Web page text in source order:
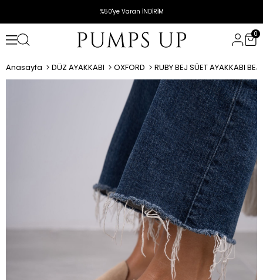
%50'ye Varan İNDİRİM
0
Anasayfa DÜZ AYAKKABI OXFORD RUBY BEJ SÜET AYAKKABI BEJ